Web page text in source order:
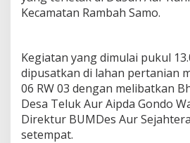
Kecamatan Rambah Samo.
‎Kegiatan yang dimulai pukul
dipusatkan di lahan pertanian
06 RW 03 dengan melibatkan
Desa Teluk Aur Aipda Gondo
Direktur BUMDes Aur
setempat.